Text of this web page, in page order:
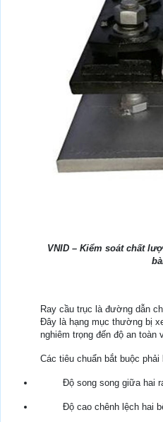
VNID – Kiểm soát chất
Ray cầu trục là đường dẫn
Đây là hạng mục thường bị
nghiêm trọng đến độ an toàn
Các tiêu chuẩn bắt buộc phải
Độ song song giữa hai
Độ cao chênh lệch hai